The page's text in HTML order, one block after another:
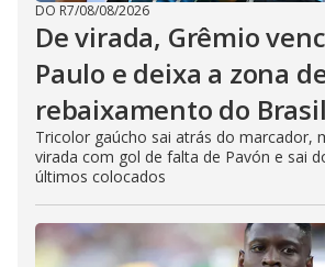
DO R7/08/08/2026
De virada, Grêmio
Paulo e deixa a zona
rebaixamento do
Tricolor gaúcho sai atrás do marcador,
virada com gol de falta de Pavón e sai
últimos colocados